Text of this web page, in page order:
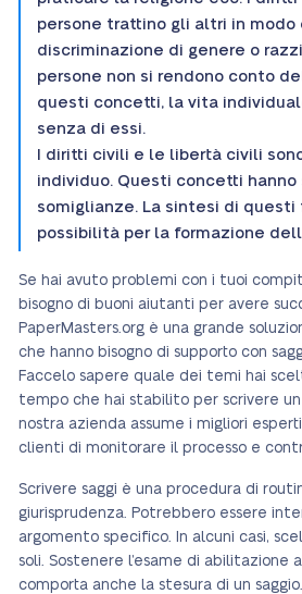
persone trattino gli altri in modo
discriminazione di genere o
persone non si rendono conto
questi concetti, la vita
senza di essi.
I diritti civili e le libertà civili
individuo. Questi concetti
somiglianze. La sintesi di questi
possibilità per la formazione
Se hai avuto problemi con i tuoi
bisogno di buoni aiutanti per avere
PaperMasters.org è una grande
che hanno bisogno di supporto con
Faccelo sapere quale dei temi hai
tempo che hai stabilito per scrivere
nostra azienda assume i migliori
clienti di monitorare il processo e
Scrivere saggi è una procedura di
giurisprudenza. Potrebbero essere
argomento specifico. In alcuni casi,
soli. Sostenere l’esame di abilitazione
comporta anche la stesura di un